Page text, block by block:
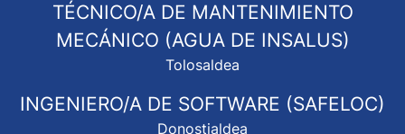
TÉCNICO/A DE MANTENIMIENTO
MECÁNICO (AGUA DE INSALUS)
Tolosaldea
INGENIERO/A DE SOFTWARE (SAFELOC)
Donostialdea